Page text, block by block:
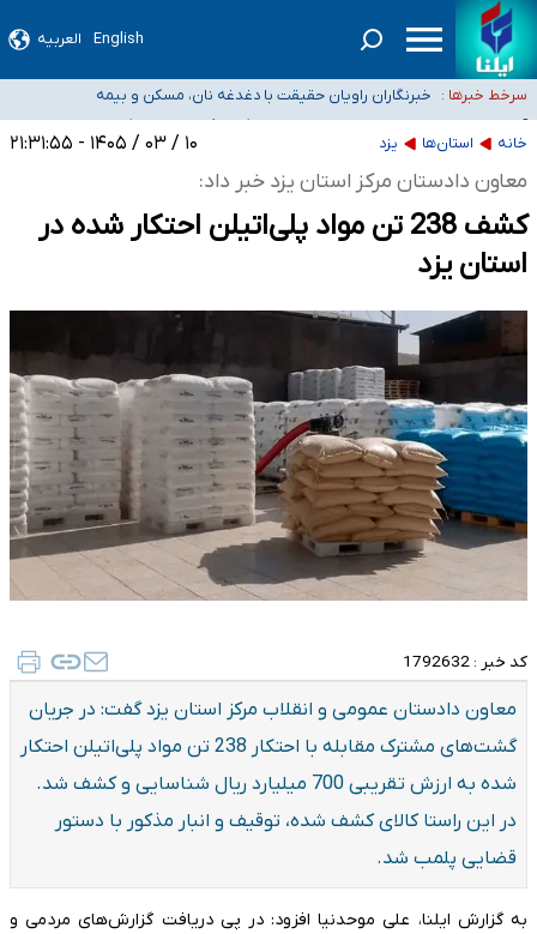
English العربیه
سرخط خبرها :
تعویق آزمون ورودی دکترای تخصصی فرماندهی صحنه عملیات و دکترای تخصصی
جغرافیای نظامی دافوس آجاخبرنگاران راویان حقیقت با دغدغه نان، مسکن و بیمه
آخرین وضعیت شیوع عفونت‌های تنفسی در کشور/ خوزستان و
کرمان بالاتر از آستانه هشدار
هیچ پرستاری بازداشت یا اخراج نشده است/ از رئیس جمهور خواستیم ورود کند
ثبت‌نام بخش عمده دانش‌آموزان مدارس ایرانی امارات در کشور/ درباره محصلان
باقی‌مانده در دبی متناسب با شرایط جدید تصمیم‌گیری می‌شود
خانه استان‌ها یزد ۱۰ / ۰۳ / ۱۴۰۵ - ۲۱:۳۱:۵۵
معاون دادستان مرکز استان یزد خبر داد:
کشف 238 تن مواد پلی‌اتیلن احتکار شده در
استان یزد
کد خبر : 1792632
معاون دادستان عمومی و انقلاب مرکز استان یزد گفت: در جریان
گشت‌های مشترک مقابله با احتکار 238 تن مواد پلی‌اتیلن احتکار
شده به ارزش تقریبی 700 میلیارد ریال شناسایی و کشف شد.
در این راستا کالای کشف شده، توقیف و انبار مذکور با دستور
قضایی پلمب شد.
به گزارش ایلنا، علی موحدنیا افزود: در پی دریافت گزارش‌های مردمی و